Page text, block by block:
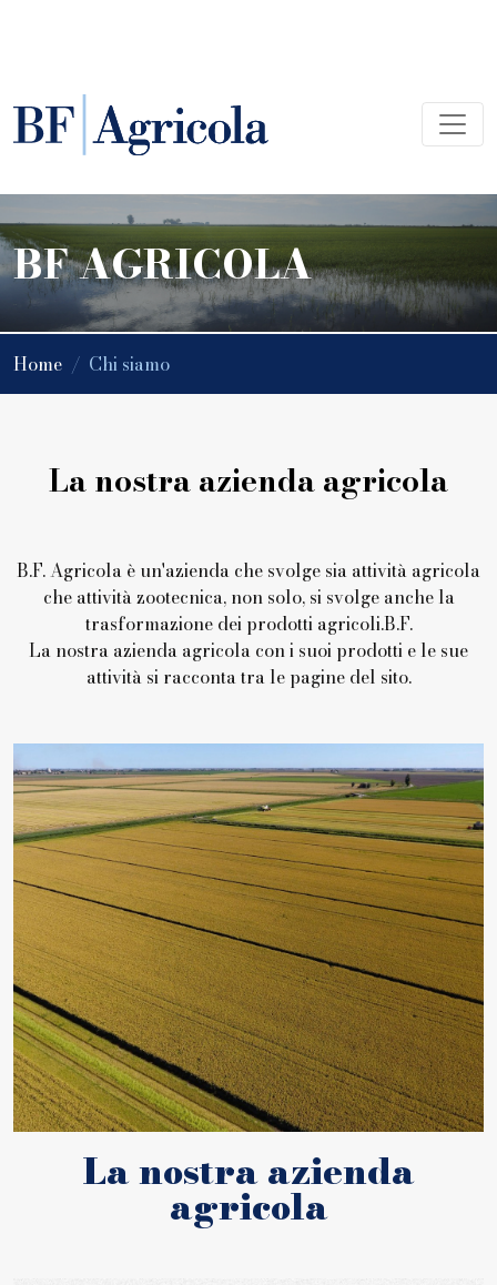
BF AGRICOLA
Home / Chi siamo
La nostra azienda agricola
B.F. Agricola è un'azienda che svolge sia attività agricola
che attività zootecnica, non solo, si svolge anche la
trasformazione dei prodotti agricoli.B.F.
La nostra azienda agricola con i suoi prodotti e le sue
attività si racconta tra le pagine del sito.
La nostra azienda
agricola